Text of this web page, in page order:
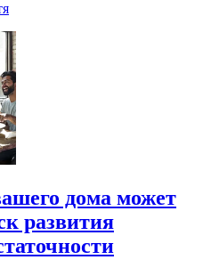
дома может
развития